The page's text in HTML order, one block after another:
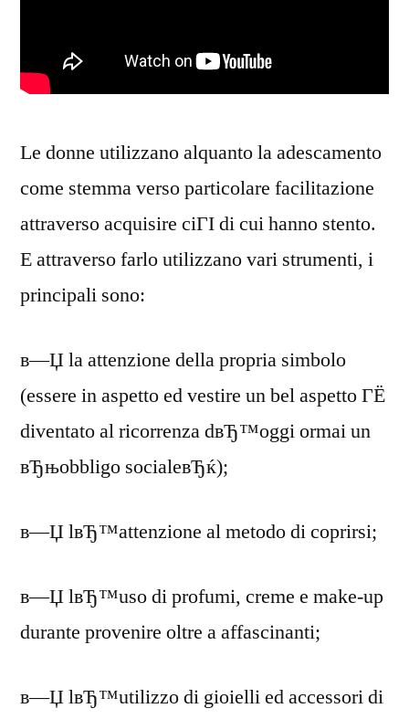
Le donne utilizzano alquanto la adescamento
come stemma verso particolare facilitazione
attraverso acquisire ciГІ di cui hanno stento.
E attraverso farlo utilizzano vari strumenti, i
principali sono:
в—Џ la attenzione della propria simbolo
(essere in aspetto ed vestire un bel aspetto ГЁ
diventato al ricorrenza dвЂ™oggi ormai un
вЂњobbligo socialeвЂќ);
в—Џ lвЂ™attenzione al metodo di coprirsi;
в—Џ lвЂ™uso di profumi, creme e make-up
durante provenire oltre a affascinanti;
в—Џ lвЂ™utilizzo di gioielli ed accessori di